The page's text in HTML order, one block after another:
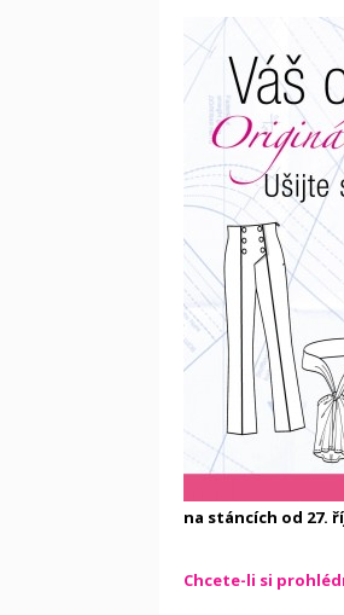
na stáncích od 27.
Chcete-li si